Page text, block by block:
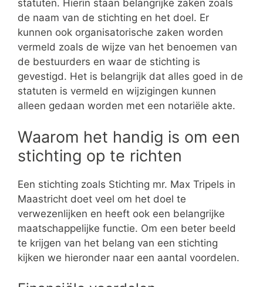
statuten. Hierin staan belangrijke zaken zoals
de naam van de stichting en het doel. Er
kunnen ook organisatorische zaken worden
vermeld zoals de wijze van het benoemen van
de bestuurders en waar de stichting is
gevestigd. Het is belangrijk dat alles goed in de
statuten is vermeld en wijzigingen kunnen
alleen gedaan worden met een notariële akte.
Waarom het handig is om een
stichting op te richten
Een stichting zoals Stichting mr. Max Tripels in
Maastricht doet veel om het doel te
verwezenlijken en heeft ook een belangrijke
maatschappelijke functie. Om een beter beeld
te krijgen van het belang van een stichting
kijken we hieronder naar een aantal voordelen.